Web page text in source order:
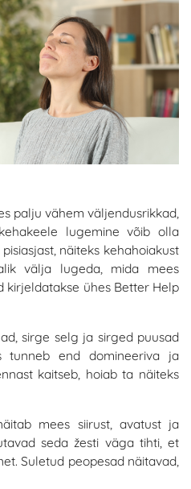
palju vähem väljendusrikkad,
lugemine võib olla
näiteks kehahoiakust
välja lugeda, mida mees
kirjeldatakse ühes Better Help
sirge selg ja sirged puusad
tunneb end domineeriva ja
kaitseb, hoiab ta näiteks
mees siirust, avatust ja
seda žesti väga tihti, et
Suletud peopesad näitavad,